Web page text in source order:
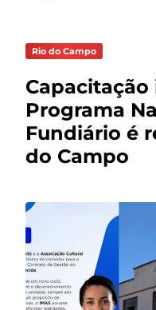
Rio do Campo
Programa
Fundiário é
do Campo